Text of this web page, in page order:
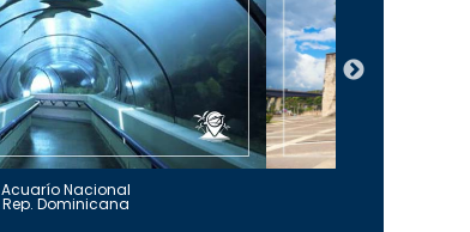
Acuarío Nacional
Rep. Dominicana